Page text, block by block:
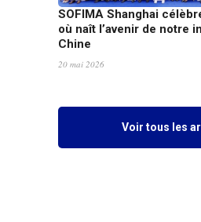
SOFIMA Shanghai
où naît l’avenir de notre
Chine
20 mai 2026
Voir tous les